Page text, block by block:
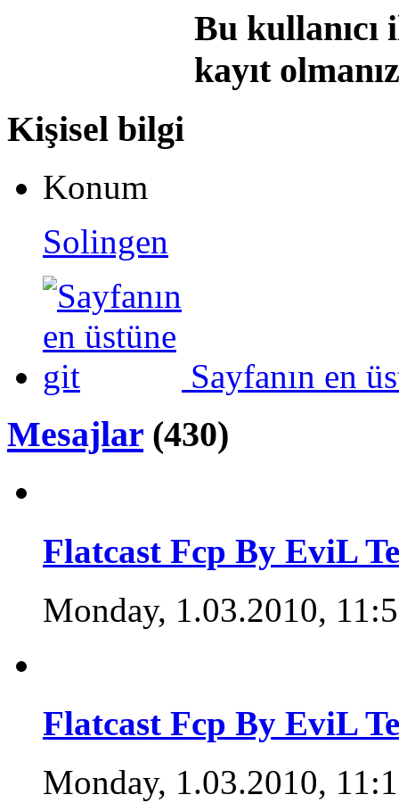
Bu kullanıcı
kayıt
Kişisel bilgi
Konum
Solingen
Sayfanın en
Mesajlar (430)
Flatcast Fcp By EviL
Monday, 1.03.2010,
Flatcast Fcp By EviL
Monday, 1.03.2010,